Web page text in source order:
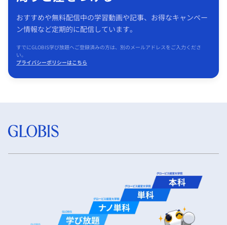
おすすめや無料配信中の学習動画や記事、お得なキャンペー
ン情報など定期的に配信しています。
すでにGLOBIS学び放題へご登録済みの方は、別のメールアドレスをご入力くださ
い。
プライバシーポリシーはこちら